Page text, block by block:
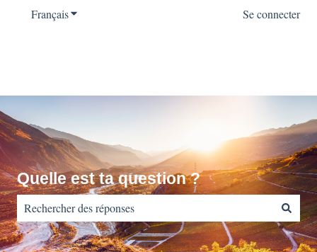
FrançaisAfficher le sous-menu pour les traductionsSe connecter
Quelle est ta question ?
Il n'y a aucune suggestion car le champ de recherche est vide.